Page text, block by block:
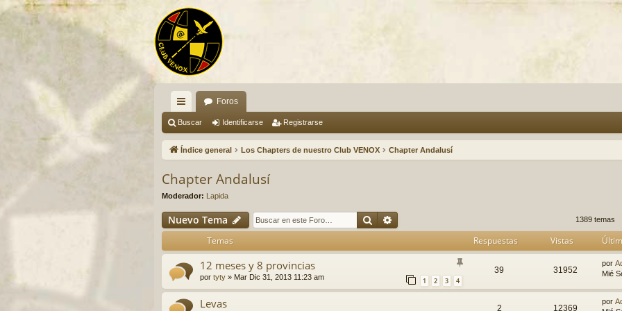
nl
ac
rá
do
Foros
Buscar Identificarse Registrarse
Índice general Los Chapters de nuestro Club VENOX Chapter Andalusí
Chapter Andalusí
Moderador: Lapida
Nuevo Tema Buscar 1389 temas
Temas Respuestas Vistas
12 meses y 8 provincias
por tyty » Mar Dic 31, 2013 11:23 am 1 2 3 4
39 31952
por
Mié
Levas 2 12369
por